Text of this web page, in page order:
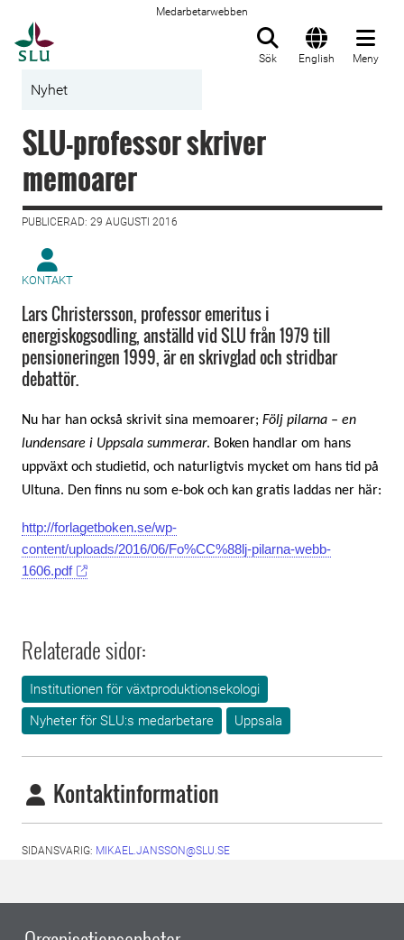
Medarbetarwebben
Sök English Meny
Nyhet
SLU-professor skriver
memoarer
PUBLICERAD: 29 AUGUSTI 2016
KONTAKT
Lars Christersson, professor emeritus i
energiskogsodling, anställd vid SLU från 1979 till
pensioneringen 1999, är en skrivglad och stridbar
debattör.
Nu har han också skrivit sina memoarer; Följ pilarna – en
lundensare i Uppsala summerar. Boken handlar om hans
uppväxt och studietid, och naturligtvis mycket om hans tid på
Ultuna. Den finns nu som e-bok och kan gratis laddas ner här:
http://forlagetboken.se/wp-
content/uploads/2016/06/Fo%CC%88lj-pilarna-webb-
1606.pdf
Relaterade sidor:
Institutionen för växtproduktionsekologi
Nyheter för SLU:s medarbetare
Uppsala
Kontaktinformation
SIDANSVARIG: MIKAEL.JANSSON@SLU.SE